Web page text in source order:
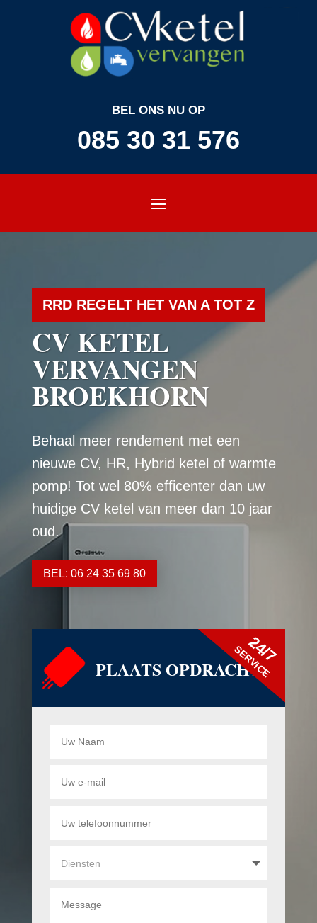
BEL ONS NU OP
085 30 31 576
RRD REGELT HET VAN A TOT Z
CV KETEL
VERVANGEN
BROEKHORN
Behaal meer rendement met een
nieuwe CV, HR, Hybrid ketel of warmte
pomp! Tot wel 80% efficenter dan uw
huidige CV ketel van meer dan 10 jaar
oud.
BEL: 06 24 35 69 80
PLAATS OPDRACHT
24/7
SERVICE